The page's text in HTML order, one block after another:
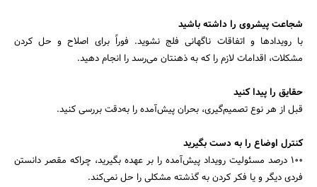
شجاعت پیشروی را داشته باشید
با رویدادها و اتفاقات ناگهانی فلج نشوید. فوراً برای اصلاح و حل کردن
مشکلات، اقدامات لازم را که به ذهنتان می‌رسد را انجام دهید.
حقایق را پیدا کنید
قبل از هر نوع تصمیم‌گیری، بحران پیش‌آمده را به‌دقت بررسی کنید.
کنترل اوضاع را به دست بگیرید
۱۰۰ درصد مسئولیت رویداد پیش‌آمده را بر عهده بگیرید، چراکه مقصر دانستن
فردی دیگر و یا فکر کردن به گذشته مشکلی را حل نمی‌کند.